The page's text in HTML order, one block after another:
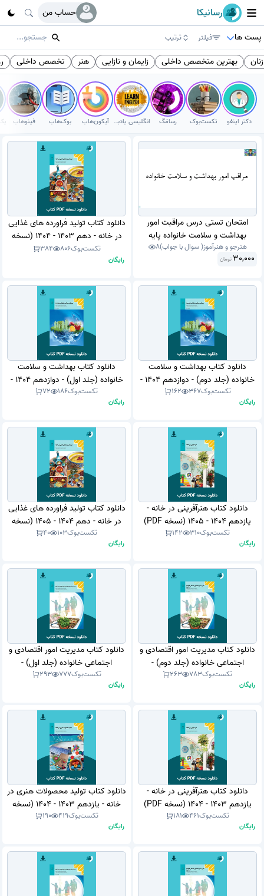
رسانیکا
حساب من
پست ها
فیلتر ترتیب
بهترین متخصص داخلی زایمان و نازایی هنر تخصص داخلی
دکتر اینفو تکست‌بوک رسامَگ انگلیسی یادبگیر آیکون‌هاب بوک‌هاب فینوهاب
امتحان تستی درس مراقبت امور
بهداشت و سلامت خانواده پایه
دوازدهم مدیریت و برنامه ریزی امور
هنرآموزان .
هنرجو و هنرآموز( سوال با جواب)8
30,000 تومان
دانلود کتاب تولید فراورده های غذایی
در خانه - دهم 1403 - 1404 (نسخه
PDF)تکست‌بوک806
384
رایگان
دانلود کتاب بهداشت و سلامت
خانواده (جلد دوم) - دوازدهم 1404 -
1405 (نسخه PDF)
تکست‌بوک367
162
رایگان
دانلود کتاب بهداشت و سلامت
خانواده (جلد اول) - دوازدهم 1404 -
1405 (نسخه PDF)
تکست‌بوک186
72
رایگان
دانلود کتاب هنرآفرینی در خانه -
یازدهم 1404 - 1405 (نسخه PDF)
تکست‌بوک310
142
رایگان
دانلود کتاب تولید فراورده های غذایی
در خانه - دهم 1404 - 1405 (نسخه
PDF)تکست‌بوک103
40
رایگان
دانلود کتاب مدیریت امور اقتصادی و
اجتماعی خانواده (جلد دوم) -
دوازدهم 1403 - 1404 (نسخه PDF)تکست‌بوک783
263
رایگان
دانلود کتاب مدیریت امور اقتصادی و
اجتماعی خانواده (جلد اول) -
دوازدهم 1403 - 1404 (نسخه PDF)تکست‌بوک777
293
رایگان
دانلود کتاب هنرآفرینی در خانه -
یازدهم 1403 - 1404 (نسخه PDF)
تکست‌بوک461
181
رایگان
دانلود کتاب تولید محصولات هنری در
خانه - یازدهم 1403 - 1404 (نسخه
PDF)تکست‌بوک419
190
رایگان